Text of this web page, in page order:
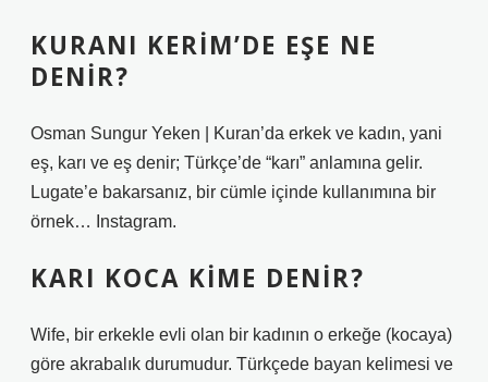
KURANI KERIM’DE EŞE NE
DENIR?
Osman Sungur Yeken | Kuran’da erkek ve kadın, yani
eş, karı ve eş denir; Türkçe’de “karı” anlamına gelir.
Lugate’e bakarsanız, bir cümle içinde kullanımına bir
örnek… Instagram.
KARI KOCA KIME DENIR?
Wife, bir erkekle evli olan bir kadının o erkeğe (kocaya)
göre akrabalık durumudur. Türkçede bayan kelimesi ve